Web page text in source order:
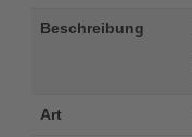
Beschreibung
Art